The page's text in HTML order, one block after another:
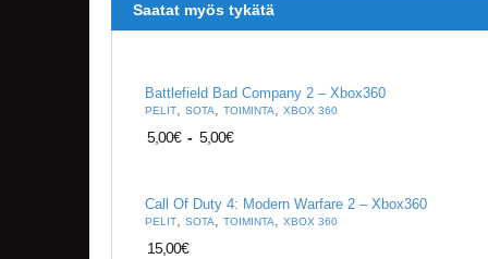
Saatat myös tykätä
Battlefield Bad Company 2 – Xbox360
PELIT, SOTA, TOIMINTA, XBOX 360
5,00€ - 5,00€
Call Of Duty 4: Modern Warfare 2 – Xbox360
PELIT, SOTA, TOIMINTA, XBOX 360
15,00€